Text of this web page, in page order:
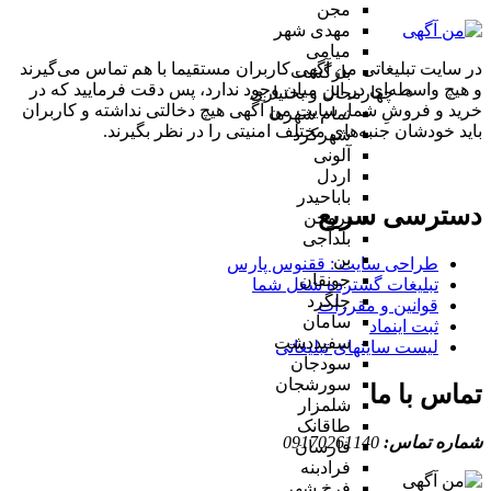
مجن
مهدی شهر
میامی
بازگشت
چهارمحال و بختیاری
تمام شهر‌ها
شهرکرد
آلونی
اردل
باباحیدر
بروجن
بلداجی
بن
جونقان
چلگرد
سامان
سفیددشت
سودجان
سورشجان
شلمزار
طاقانک
فارسان
فرادبنه
در سایت تبلیغاتی من آگهی کاربران مستقیما با هم تماس می‌گیرند
و هیچ واسطه‌ای در این میان وجود ندارد، پس دقت فرمایید که در
خرید و فروشِ شما، سایت من آگهی هیچ دخالتی نداشته و کاربران
باید خودشان جنبه‌های مختلف امنیتی را در نظر بگیرند.
دسترسی سریع
طراحی سایت :‌ ققنوس پارس
تبلیغات گسترده شغل شما
قوانین و مقررات
ثبت اینماد
لیست سایتهای تبلیغاتی
تماس با ما
شماره تماس: 09170261140